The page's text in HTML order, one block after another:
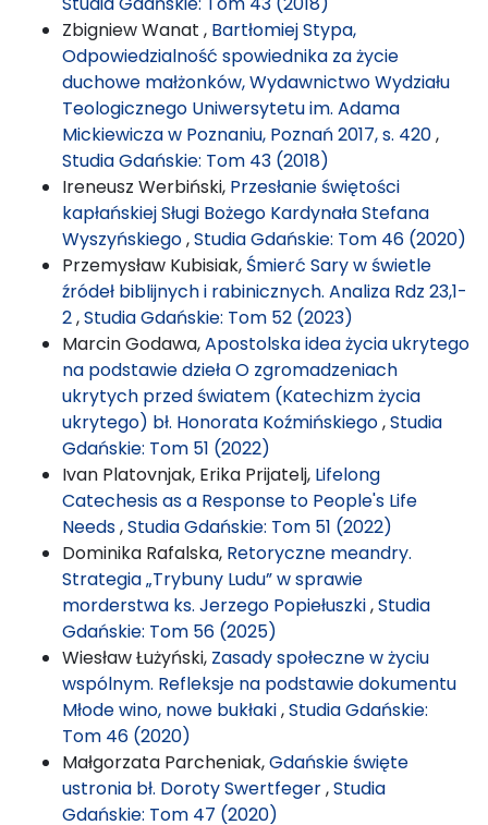
Zbigniew Wanat , Bartłomiej Stypa,
Odpowiedzialność spowiednika za życie
duchowe małżonków, Wydawnictwo Wydziału
Teologicznego Uniwersytetu im. Adama
Mickiewicza w Poznaniu, Poznań 2017, s. 420,
Studia Gdańskie: Tom 43 (2018)
Ireneusz Werbiński, Przesłanie świętości
kapłańskiej Sługi Bożego Kardynała Stefana
Wyszyńskiego,Studia Gdańskie: Tom 46 (2020)
Przemysław Kubisiak, Śmierć Sary w świetle
źródeł biblijnych i rabinicznych. Analiza Rdz 23,1-
2,Studia Gdańskie: Tom 52 (2023)
Marcin Godawa,Apostolska idea życia ukrytego
na podstawie dzieła O zgromadzeniach
ukrytych przed światem (Katechizm życia
ukrytego) bł. Honorata Koźmińskiego,Studia
Gdańskie: Tom 51 (2022)
Ivan Platovnjak, Erika Prijatelj, Lifelong
Catechesis as a Response to People's Life
Needs,Studia Gdańskie: Tom 51 (2022)
Dominika Rafalska, Retoryczne meandry.
Strategia „Trybuny Ludu” w sprawie
morderstwa ks. Jerzego Popiełuszki,Studia
Gdańskie: Tom 56 (2025)
Wiesław Łużyński, Zasady społeczne w życiu
wspólnym. Refleksje na podstawie dokumentu
Młode wino, nowe bukłaki,Studia Gdańskie:
Tom 46 (2020)
Małgorzata Parcheniak,Gdańskie święte
ustronia bł. Doroty Swertfeger,Studia
Gdańskie: Tom 47 (2020)